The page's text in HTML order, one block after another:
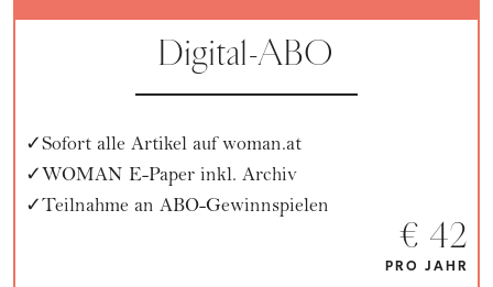
Digital-ABO
Sofort alle Artikel auf woman.at
WOMAN E-Paper inkl. Archiv
Teilnahme an ABO-Gewinnspielen
€ 42
PRO JAHR